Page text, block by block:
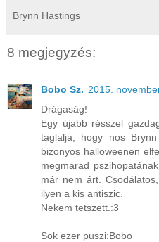
Brynn Hastings
8 megjegyzés:
Bobo Sz. 2015.
Drágaság!
Egy újabb résszel
taglalja, hogy nos
bizonyos halloweenen
megmarad
már nem árt.
ilyen a kis antiszic.
Nekem tetszett.:3
Sok ezer puszi:Bobo